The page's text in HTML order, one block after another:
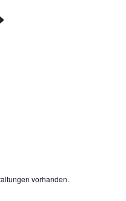
vorhanden.